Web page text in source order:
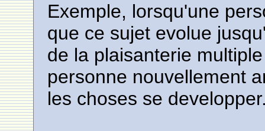
Exemple, lorsqu'une
que ce sujet evolue
de la plaisanterie
personne nouvellement
les choses se